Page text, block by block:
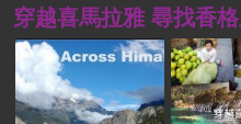
穿越喜馬拉雅 尋找香